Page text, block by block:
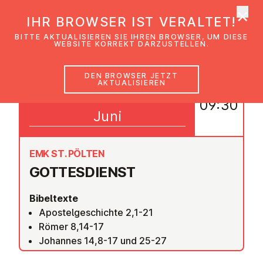
GOT­TES­DIENST
EMK ST. PÖLTEN
Bibeltexte
Apostelgeschichte 2,1-21
Römer 8,14-17
Johannes 14,8-17 und 25-27
05
Juni
09:30
IHR BROWSER IST VERALTET!
BITTE AKTUALISIEREN SIE IHREN BROWSER, UM DIESE
WEBSITE KORREKT DARZUSTELLEN.
DEN BROWSER JETZT
AKTUALISIEREN
×